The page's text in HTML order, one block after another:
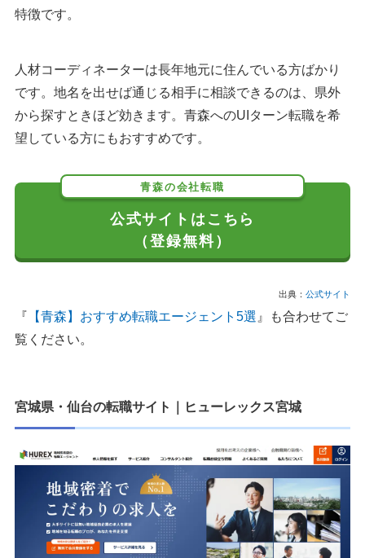
特徴です。
人材コーディネーターは長年地元に住んでいる方ばかり
です。地名を出せば通じる相手に相談できるのは、県外
から探すときほど効きます。青森へのUIターン転職を希
望している方にもおすすめです。
青森の会社転職
公式サイトはこちら
（登録無料）
出典： 公式サイト
『 【青森】おすすめ転職エージェント5選』も合わせてご
覧ください。
宮城県・仙台の転職サイト｜ヒューレックス宮城